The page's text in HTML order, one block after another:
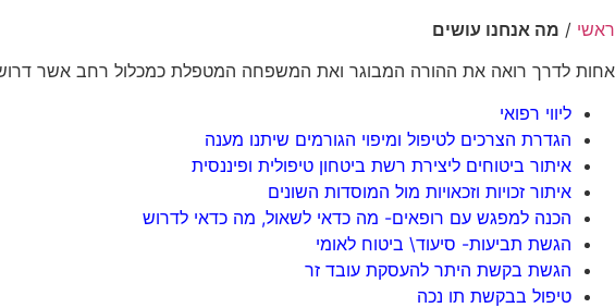
ראשי / מה אנחנו עושים
אחות לדרך רואה את ההורה המבוגר ואת המשפחה המטפלת כמכלול רחב אשר דרוש
ליווי רפואי
הגדרת הצרכים לטיפול ומיפוי הגורמים שיתנו מענה
איתור ביטוחים ליצירת רשת ביטחון טיפולית ופיננסית
איתור זכויות וזכאויות מול המוסדות השונים
הכנה למפגש עם רופאים- מה כדאי לשאול, מה כדאי לדרוש
הגשת תביעות- סיעוד\ ביטוח לאומי
הגשת בקשת היתר להעסקת עובד זר
טיפול בבקשת תו נכה